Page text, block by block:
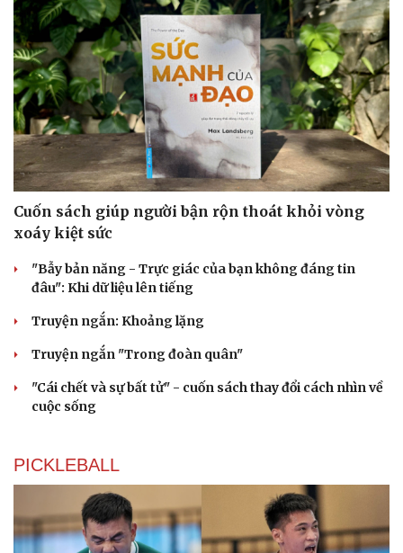
Cải chính
Cuốn sách giúp người bận rộn thoát khỏi vòng
xoáy kiệt sức
"Bẫy bản năng - Trực giác của bạn không đáng tin
đâu": Khi dữ liệu lên tiếng
Truyện ngắn: Khoảng lặng
Truyện ngắn "Trong đoàn quân"
"Cái chết và sự bất tử" - cuốn sách thay đổi cách nhìn về
cuộc sống
PICKLEBALL